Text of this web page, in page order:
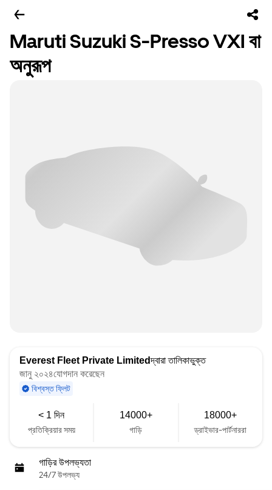
Maruti Suzuki S-Presso VXI বা
অনুরূপ
Everest Fleet Private Limitedদ্বারা তালিকাভুক্ত
জানু ২০২৪যোগদান করেছেন
বিশ্বস্ত ফ্লিট
< 1 দিন
প্রতিক্রিয়ার সময়
14000+
গাড়ি
18000+
ড্রাইভার-পার্টনাররা
গাড়ির উপলভ্যতা
24/7 উপলভ্য